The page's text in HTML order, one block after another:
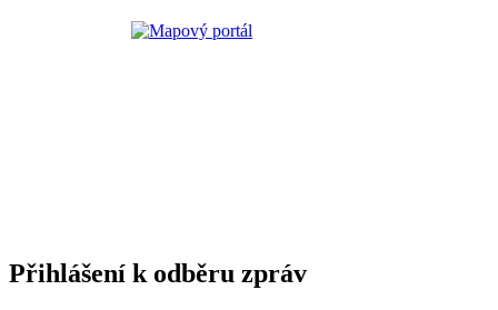
Přihlášení k odběru zpráv